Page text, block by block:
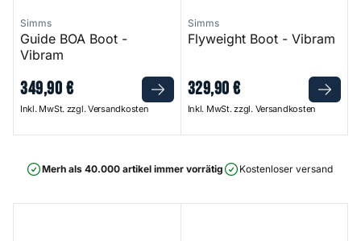
Simms
Guide BOA Boot -
Vibram
349,90€
Inkl. MwSt. zzgl. Versandkosten
Simms
Flyweight Boot - Vibram
329,90€
Inkl. MwSt. zzgl. Versandkosten
Merh als 40.000 artikel immer vorrätig Kostenloser versand ab